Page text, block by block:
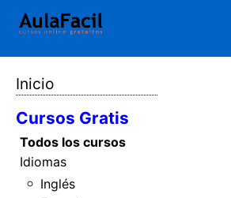
Inicio
Cursos Gratis
Todos los cursos
Idiomas
Inglés